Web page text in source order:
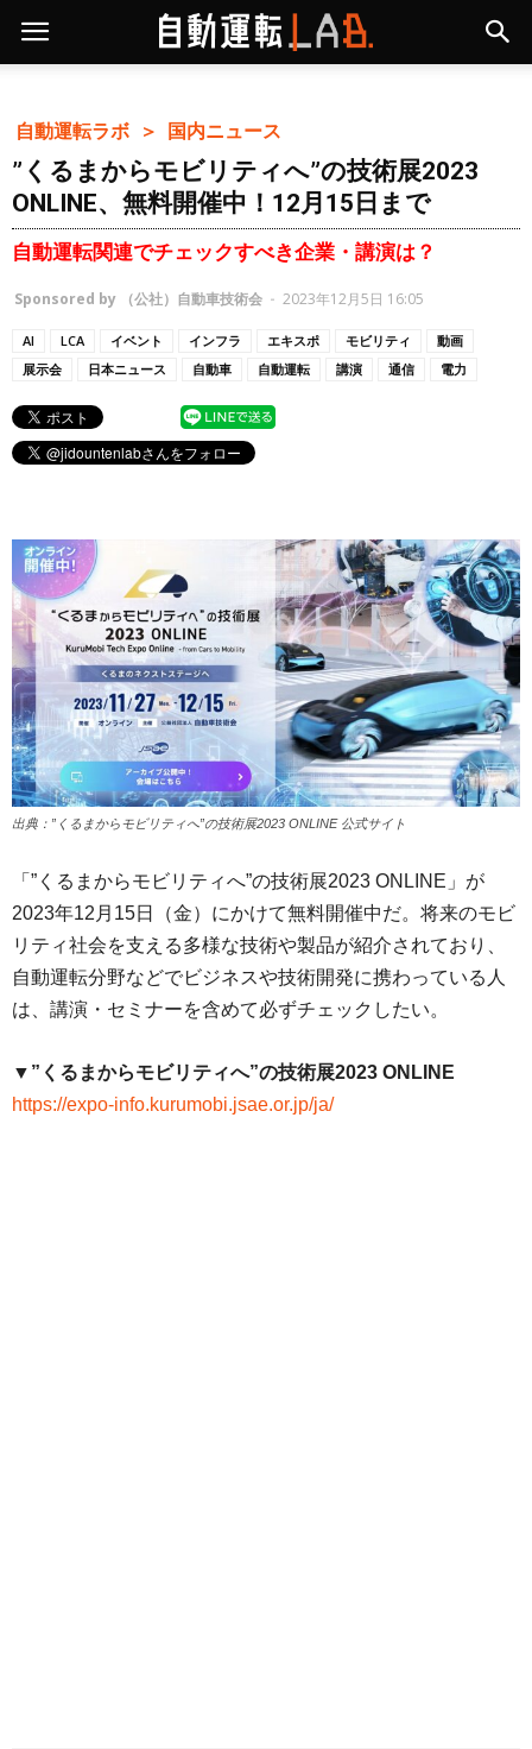
自動運転ラボ ＞ 国内ニュース
”くるまからモビリティへ”の技術展2023
ONLINE、無料開催中！12月15日まで
自動運転関連でチェックすべき企業・講演は？
Sponsored by （公社）自動車技術会 - 2023年12月5日 16:05
AI LCA イベント インフラ エキスポ モビリティ
動画
展示会
日本ニュース 自動車 自動運転 講演 通信 電力
出典：”くるまからモビリティへ”の技術展2023 ONLINE 公式サイト
「”くるまからモビリティへ”の技術展2023 ONLINE」が
2023年12月15日（金）にかけて無料開催中だ。将来のモビ
リティ社会を支える多様な技術や製品が紹介されており、
自動運転分野などでビジネスや技術開発に携わっている人
は、講演・セミナーを含めて必ずチェックしたい。
▼”くるまからモビリティへ”の技術展2023 ONLINE
https://expo-info.kurumobi.jsae.or.jp/ja/